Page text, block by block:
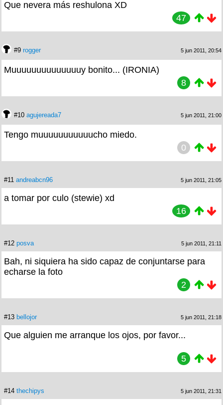
Que nevera más reshulona XD
47
#9 rogger 5 jun 2011, 20:54
Muuuuuuuuuuuuuuy bonito... (IRONIA)
8
#10 agujereada7 5 jun 2011, 21:00
Tengo muuuuuuuuuuucho miedo.
0
#11 andreabcn96 5 jun 2011, 21:05
a tomar por culo (stewie) xd
16
#12 posva 5 jun 2011, 21:11
Bah, ni siquiera ha sido capaz de conjuntarse para
echarse la foto
2
#13 bellojor 5 jun 2011, 21:18
Que alguien me arranque los ojos, por favor...
5
#14 thechipys 5 jun 2011, 21:31